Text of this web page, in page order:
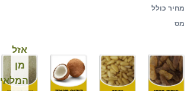
מחיר כולל
מס
אזל
מן
המלאי